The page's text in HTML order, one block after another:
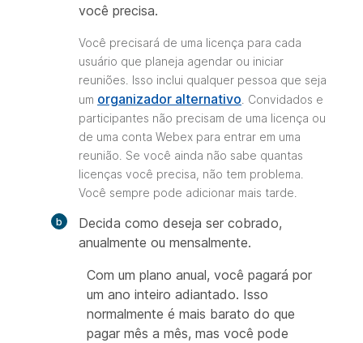
você precisa.
Você precisará de uma licença para cada
usuário que planeja agendar ou iniciar
reuniões. Isso inclui qualquer pessoa que seja
um organizador alternativo . Convidados e
participantes não precisam de uma licença ou
de uma conta Webex para entrar em uma
reunião. Se você ainda não sabe quantas
licenças você precisa, não tem problema.
Você sempre pode adicionar mais tarde.
Decida como deseja ser cobrado,
anualmente ou mensalmente.
Com um plano anual, você pagará por
um ano inteiro adiantado. Isso
normalmente é mais barato do que
pagar mês a mês, mas você pode